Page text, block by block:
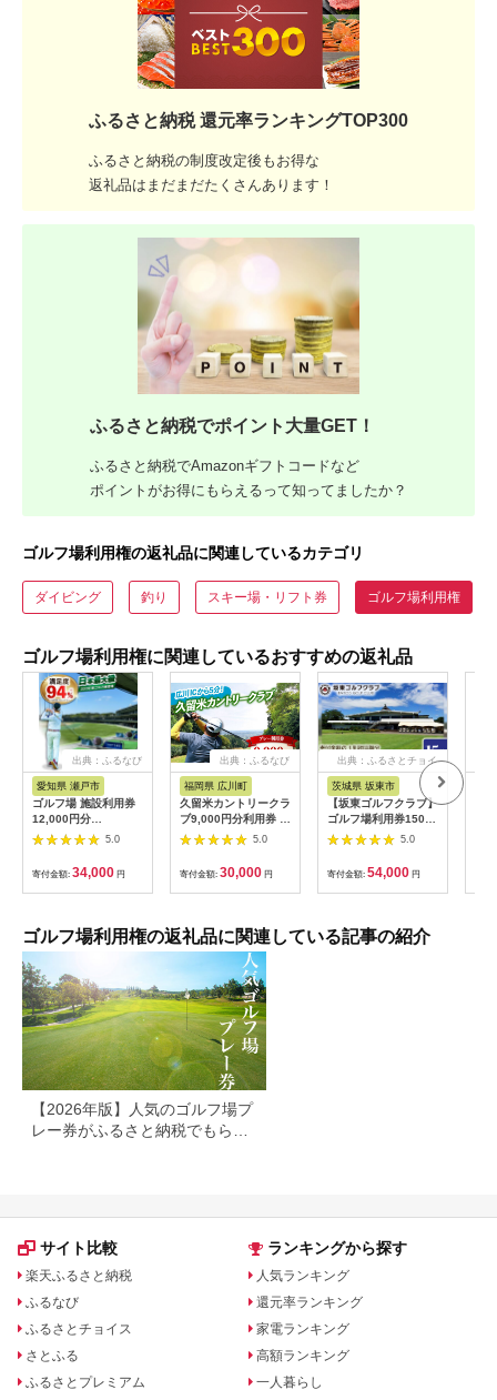
ふるさと納税 還元率ランキングTOP300
ふるさと納税の制度改定後もお得な
返礼品はまだまだたくさんあります！
ふるさと納税でポイント大量GET！
ふるさと納税でAmazonギフトコードなど
ポイントがお得にもらえるって知ってましたか？
ゴルフ場利用権の返礼品に関連しているカテゴリ
ダイビング 釣り スキー場・リフト券 ゴルフ場利用権
ゴルフ場利用権に関連しているおすすめの返礼品
出典：ふるなび
愛知県 瀬戸市
ゴルフ場 施設利用券
12,000円分
[BBEC002]ゴルフ倶
楽部大樹 瀬戸店
5.0
寄付金額: 34,000 円
出典：ふるなび
福岡県 広川町
久留米カントリークラ
ブ9,000円分利用券 /
ゴルフ[AFAD007]
5.0
寄付金額: 30,000 円
出典：ふるさとチョイ
茨城県 坂東市
【坂東ゴルフクラブ】
ゴルフ場利用券15000
円分（寄付金額の3割
相当額分） ／ ゴルフ
プレー 都心から1時間
利用券 ゴルフ場 チケ
ット 茨城 ゴルフ 予約
立地 ゴルフラウンド
アウトドア スポーツ
5.0
寄付金額: 54,000 円
ゴルフ場利用権の返礼品に関連している記事の紹介
【2026年版】人気のゴルフ場プ
レー券がふるさと納税でもらえ
サイト比較
楽天ふるさと納税
ふるなび
ふるさとチョイス
さとふる
ふるさとプレミアム
ランキングから探す
人気ランキング
還元率ランキング
家電ランキング
高額ランキング
一人暮らし